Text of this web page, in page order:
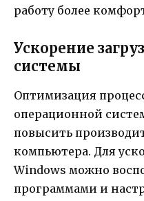
работу более
Ускорение
системы
Оптимизация
операционной
повысить
компьютера. Для
Windows можно
программами и